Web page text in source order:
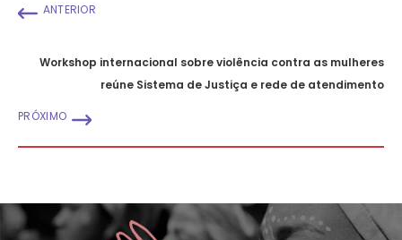
ANTERIOR
Workshop internacional sobre violência contra as mulheres
reúne Sistema de Justiça e rede de atendimento
PRÓXIMO